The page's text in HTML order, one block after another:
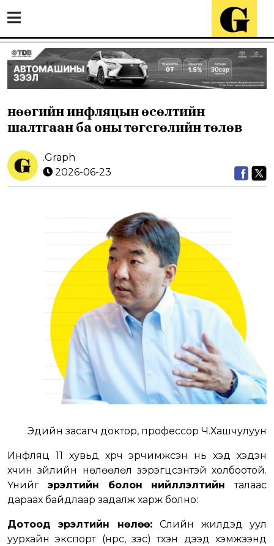
Өнөөгийн инфляцын өсөлтийн
шалтгаан ба оны төгсгөлийн төлөв
.Graph
2026-06-23
Эдийн засагч доктор, профессор Ч.Хашчулуун
Инфляц 11 хувьд хүрч эрчимжсэн нь хэд хэдэн
хүчин зүйлийн нөлөөлөл зэрэгцсэнтэй холбоотой.
Үүнийг эрэлтийн болон нийлүүлэлтийнталаас
дараах байдлаар задалж харж болно:
Дотоод эрэлтийн нөлөө:Сүүлийн жилүүдэд уул
уурхайн экспорт (нүүрс, зэс) түүхэн дээд хэмжээнд